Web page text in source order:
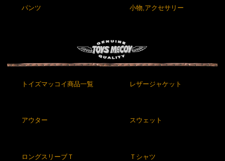
パンツ 小物,アクセサリー
トイズマッコイ商品一覧 レザージャケット
アウター スウェット
ロングスリーブＴ Ｔシャツ